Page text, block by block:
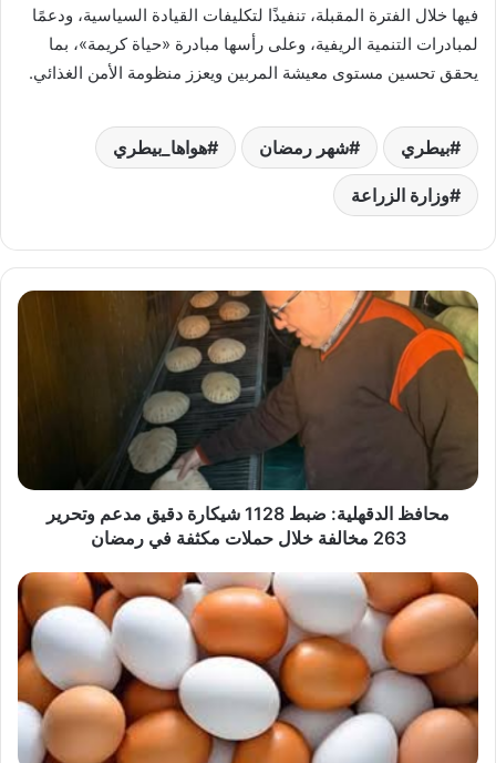
فيها خلال الفترة المقبلة، تنفيذًا لتكليفات القيادة السياسية، ودعمًا
لمبادرات التنمية الريفية، وعلى رأسها مبادرة «حياة كريمة»، بما
يحقق تحسين مستوى معيشة المربين ويعزز منظومة الأمن الغذائي.
بيطري شهر رمضان هواها_بيطري
وزارة الزراعة
محافظ
الدقهلية:
ضبط
1128
شيكارة
263
مخالفة
مكثفة
في
رمضان
محافظ الدقهلية: ضبط 1128 شيكارة دقيق مدعم وتحرير
263 مخالفة خلال حملات مكثفة في رمضان
تراجع
كتاكيت
التسمين
واستقرار
في
اللحوم